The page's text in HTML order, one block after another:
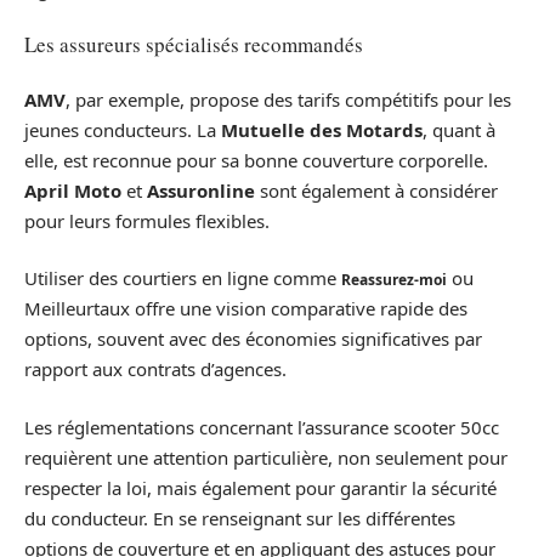
Les assureurs spécialisés recommandés
AMV, par exemple, propose des tarifs compétitifs pour les
jeunes conducteurs. La Mutuelle des Motards, quant à
elle, est reconnue pour sa bonne couverture corporelle.
April Moto et Assuronline sont également à considérer
pour leurs formules flexibles.
Utiliser des courtiers en ligne comme Reassurez-moi ou
Meilleurtaux offre une vision comparative rapide des
options, souvent avec des économies significatives par
rapport aux contrats d’agences.
Les réglementations concernant l’assurance scooter 50cc
requièrent une attention particulière, non seulement pour
respecter la loi, mais également pour garantir la sécurité
du conducteur. En se renseignant sur les différentes
options de couverture et en appliquant des astuces pour